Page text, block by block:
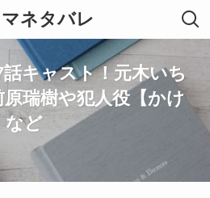
マネタバレ
話キャスト！元木いち
瑞樹や犯人役【かけ
など